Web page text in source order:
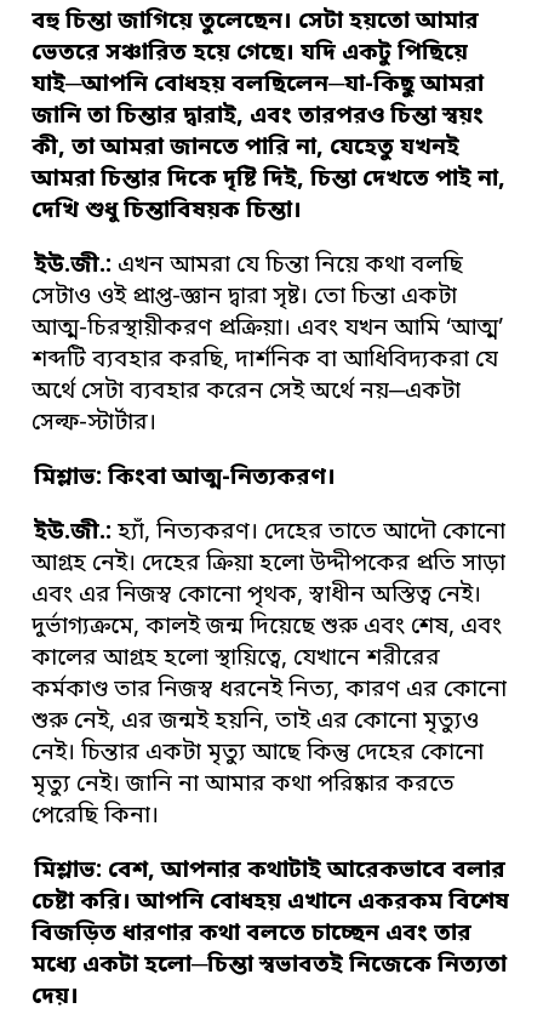
বহু চিন্তা জাগিয়ে তুলেছেন। সেটা হয়তো আমার
ভেতরে সঞ্চারিত হয়ে গেছে।যদি একটু পিছিয়ে
যাই─আপনি বোধহয় বলছিলেন─যা-কিছু আমরা
জানি তা চিন্তার দ্বারাই, এবং তারপরও চিন্তা স্বয়ং
কী,তা আমরা জানতে পারি না, যেহেতু যখনই
আমরা চিন্তার দিকে দৃষ্টি দিই,চিন্তা দেখতে পাই না,
দেখি শুধু চিন্তাবিষয়ক চিন্তা।
ইউ.জী.: এখন আমরা যে চিন্তা নিয়ে কথা বলছি
সেটাও ওই প্রাপ্ত-জ্ঞান দ্বারা সৃষ্ট। তো চিন্তা একটা
আত্ম-চিরস্থায়ীকরণ প্রক্রিয়া। এবং যখন আমি ‘আত্ম’
শব্দটি ব্যবহার করছি, দার্শনিক বা আধিবিদ্যকরা যে
অর্থে সেটা ব্যবহার করেন সেই অর্থে নয়─একটা
সেল্ফ-স্টার্টার।
মিশ্লাভ: কিংবা আত্ম-নিত্যকরণ।
ইউ.জী.: হ্যাঁ, নিত্যকরণ। দেহের তাতে আদৌ কোনো
আগ্রহ নেই। দেহের ক্রিয়া হলো উদ্দীপকের প্রতি সাড়া
এবং এর নিজস্ব কোনো পৃথক, স্বাধীন অস্তিত্ব নেই।
দুর্ভাগ্যক্রমে, কালই জন্ম দিয়েছে শুরু এবং শেষ, এবং
কালের আগ্রহ হলো স্থায়িত্বে, যেখানে শরীরের
কর্মকাণ্ড তার নিজস্ব ধরনেই নিত্য, কারণ এর কোনো
শুরু নেই, এর জন্মই হয়নি, তাই এর কোনো মৃত্যুও
নেই। চিন্তার একটা মৃত্যু আছে কিন্তু দেহের কোনো
মৃত্যু নেই। জানি না আমার কথা পরিষ্কার করতে
পেরেছি কিনা।
মিশ্লাভ: বেশ,আপনার কথাটাই আরেকভাবে বলার
চেষ্টা করি। আপনি বোধহয় এখানে একরকম বিশেষ
বিজড়িত ধারণার কথা বলতে চাচ্ছেন এবং তার
মধ্যে একটা হলো─চিন্তা স্বভাবতই নিজেকে নিত্যতা
দেয়।